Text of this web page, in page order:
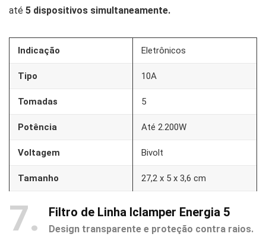
até 5 dispositivos simultaneamente.
Indicação Eletrônicos
Tipo 10A
Tomadas 5
Potência Até 2.200W
Voltagem Bivolt
Tamanho ‎27,2 x 5 x 3,6 cm
7 Filtro de Linha Iclamper Energia 5
Design transparente e proteção contra raios.